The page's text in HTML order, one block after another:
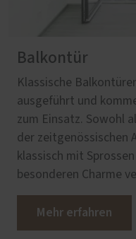
Balkontür
Klassische
ausgeführt und
zum Einsatz. Sowohl
der zeitgenössischen
klassisch mit
besonderen Charme
Mehr erfahren